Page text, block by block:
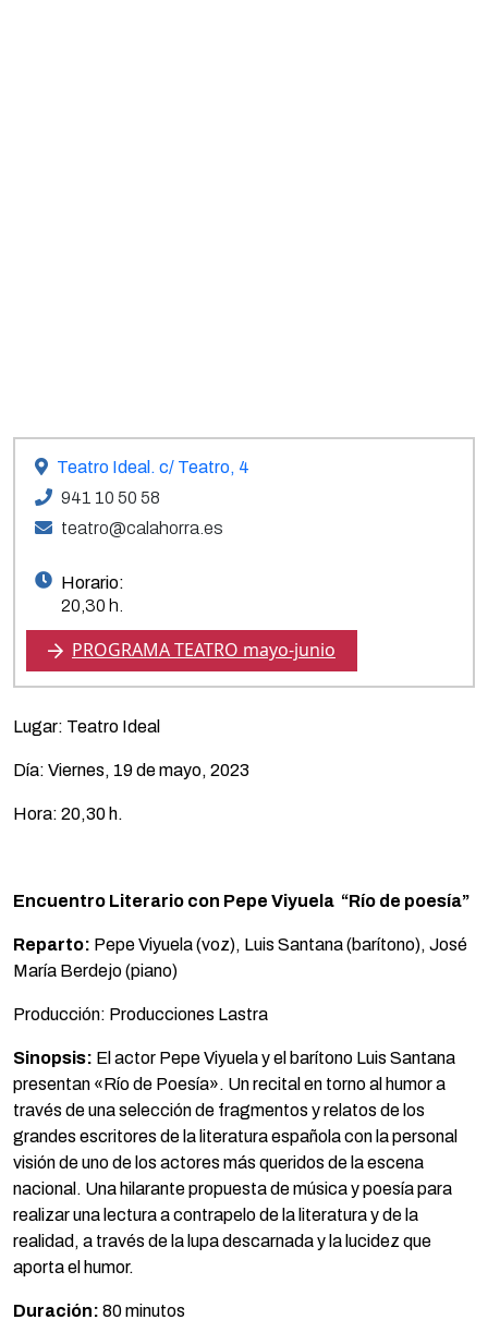
Teatro Ideal. c/ Teatro, 4
941 10 50 58
teatro@calahorra.es
Horario:
20,30 h.
PROGRAMA TEATRO mayo-junio
Lugar: Teatro Ideal
Día: Viernes, 19 de mayo, 2023
Hora: 20,30 h.
Encuentro Literario con Pepe Viyuela “Río de poesía”
Reparto: Pepe Viyuela (voz), Luis Santana (barítono), José
María Berdejo (piano)
Producción: Producciones Lastra
Sinopsis: El actor Pepe Viyuela y el barítono Luis Santana
presentan «Río de Poesía». Un recital en torno al humor a
través de una selección de fragmentos y relatos de los
grandes escritores de la literatura española con la personal
visión de uno de los actores más queridos de la escena
nacional. Una hilarante propuesta de música y poesía para
realizar una lectura a contrapelo de la literatura y de la
realidad, a través de la lupa descarnada y la lucidez que
aporta el humor.
Duración: 80 minutos